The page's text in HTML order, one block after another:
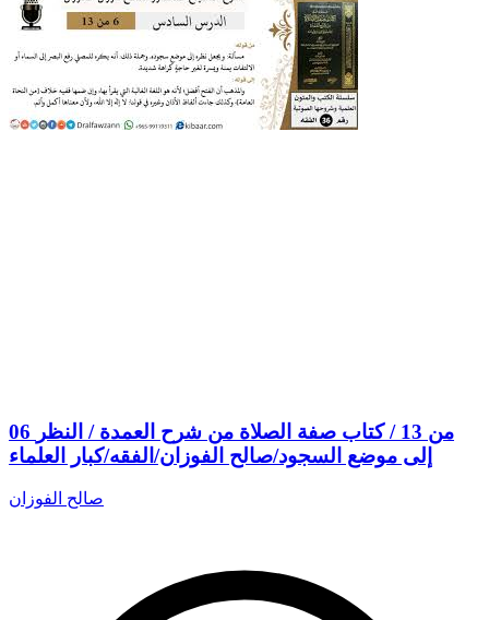
06 من 13 / كتاب صفة الصلاة من شرح العمدة / النظر
إلى موضع السجود/صالح الفوزان/الفقه/كبار العلماء
صالح الفوزان